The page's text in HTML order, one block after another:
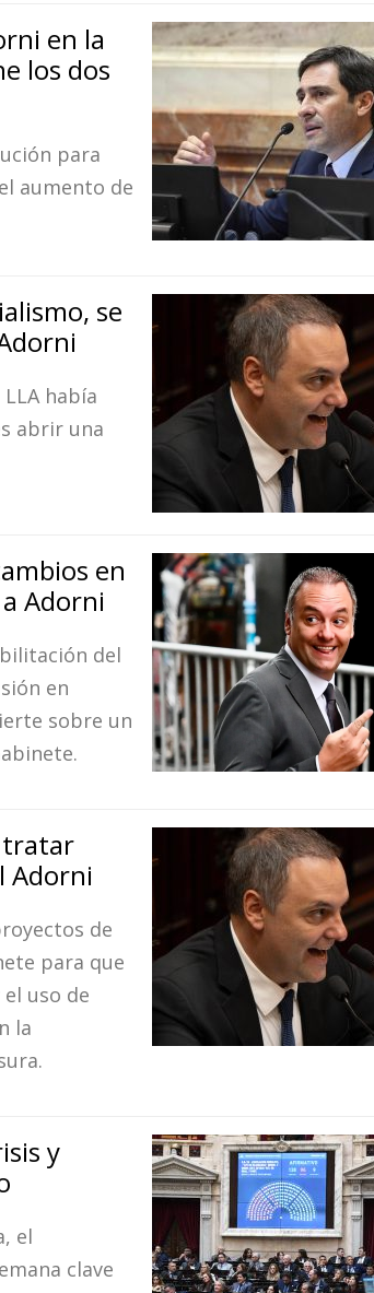
en la
los dos
para
aumento de
se
había
abrir una
en
Adorni
del
en
sobre un
tratar
Adorni
de
para que
uso de
la
y
el
clave